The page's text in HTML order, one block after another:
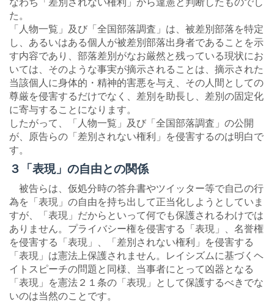
た。
「人物一覧」及び「全国部落調査」は、被差別部落を特定
し、あるいはある個人が被差別部落出身者であることを示
す内容であり、部落差別がなお厳然と残っている現状にお
いては、そのような事実が摘示されることは、摘示された
当該個人に身体的・精神的害悪を与え、その人間としての
尊厳を侵害するだけでなく、差別を助長し、差別の固定化
に寄与することになります。
したがって、「人物一覧」及び「全国部落調査」の公開
が、原告らの「差別されない権利」を侵害するのは明白で
す。
３「表現」の自由との関係
被告らは、仮処分時の答弁書やツイッター等で自己の行
為を「表現」の自由を持ち出して正当化しようとしていま
すが、「表現」だからといって何でも保護されるわけでは
ありません。プライバシー権を侵害する「表現」、名誉権
を侵害する「表現」、「差別されない権利」を侵害する
「表現」は憲法上保護されません。レイシズムに基づくヘ
イトスピーチの問題と同様、当事者にとって凶器となる
「表現」を憲法２１条の「表現」として保護するべきでな
いのは当然のことです。